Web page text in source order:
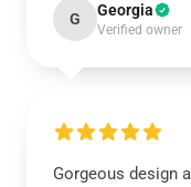
G Georgia
Verified owner
Gorgeous design